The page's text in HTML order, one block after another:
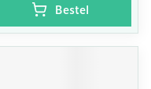
Bestel